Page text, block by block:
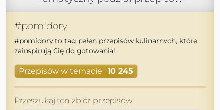
#pomidory
#pomidory to tag pełen przepisów kulinarnych, które
zainspirują Cię do gotowania!
Przepisów w temacie 10 245
Przeszukaj ten zbiór przepisów